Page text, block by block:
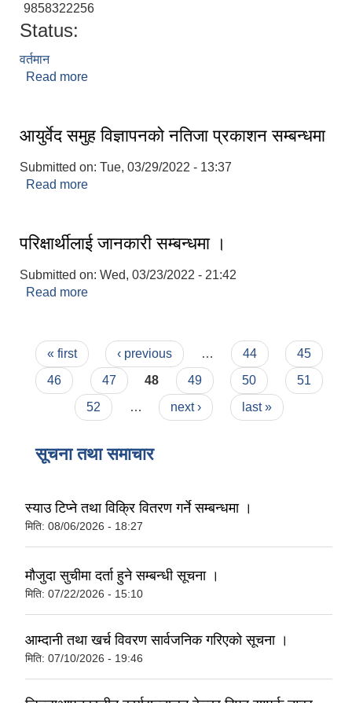
9858322256
Status:
वर्तमान
Read more
आयुर्वेद समुह विज्ञापनको नतिजा प्रकाशन सम्बन्धमा
Submitted on: Tue, 03/29/2022 - 13:37
Read more
परिक्षार्थीलाई जानकारी सम्बन्धमा ।
Submitted on: Wed, 03/23/2022 - 21:42
Read more
Pages
« first ‹ previous … 44
45
46
47 48 49 50
51
52
… next › last »
सूचना तथा समाचार
स्याउ टिप्ने तथा विक्रि वितरण गर्ने सम्बन्धमा ।
मिति: 08/06/2026 - 18:27
मौजुदा सुचीमा दर्ता हुने सम्बन्धी सूचना ।
मिति: 07/22/2026 - 15:10
आम्दानी तथा खर्च विवरण सार्वजनिक गरिएको सूचना ।
मिति: 07/10/2026 - 19:46